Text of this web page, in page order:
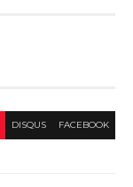
DISQUS FACEBOOK